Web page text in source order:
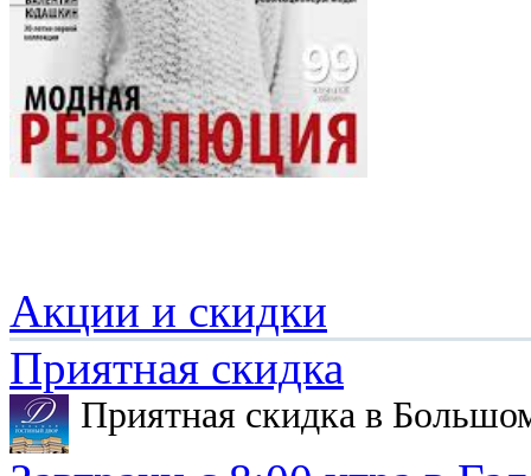
Акции и скидки
Приятная скидка
Приятная скидка в